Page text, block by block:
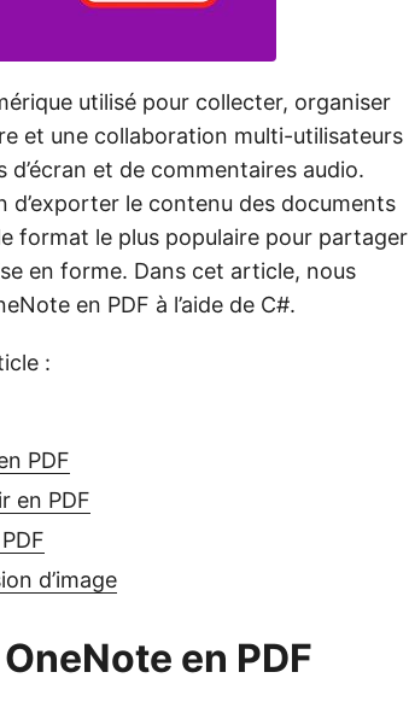
utilisé pour collecter, organiser
et une collaboration multi-utilisateurs
et de commentaires audio.
d’exporter le contenu des documents
format le plus populaire pour partager
en forme. Dans cet article, nous
en PDF à l’aide de C#.
:
PDF
en PDF
d’image
en PDF